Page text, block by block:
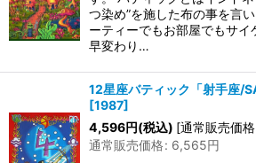
つ染め”を施した布の事を言
ーティーでもお部屋でもサイ
早変わり…
12星座バティック「射手座/
[1987]
4,596円(税込) [通常販売価格
通常販売価格: 6,565円